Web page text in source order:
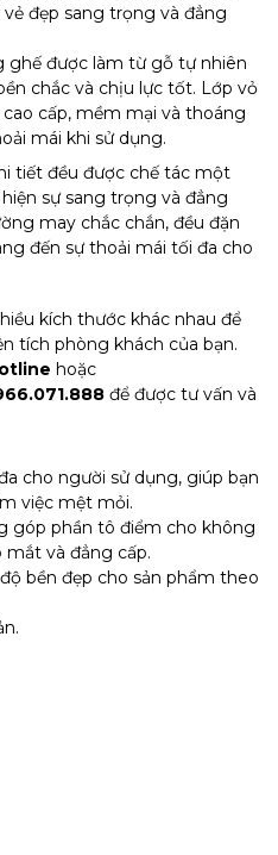
đẹp sang trọng và đẳng
ghế được làm từ gỗ tự nhiên
chắc và chịu lực tốt. Lớp vỏ
cấp, mềm mại và thoáng
mái khi sử dụng.
tiết đều được chế tác một
sự sang trọng và đẳng
may chắc chắn, đều đặn
đến sự thoải mái tối đa cho
kích thước khác nhau để
tích phòng khách của bạn.
hoặc
để được tư vấn và
cho người sử dụng, giúp bạn
việc mệt mỏi.
góp phần tô điểm cho không
và đẳng cấp.
bền đẹp cho sản phẩm theo